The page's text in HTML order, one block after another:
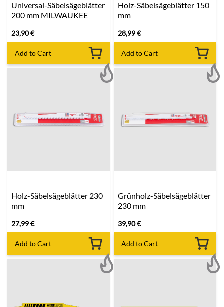
Universal-Säbelsägeblätter
200 mm MILWAUKEE
23,90€
Add to Cart
Holz-Säbelsägeblätter 150
mm
28,99€
Add to Cart
Holz-Säbelsägeblätter 230
mm
27,99€
Add to Cart
Grünholz-Säbelsägeblätter
230 mm
39,90€
Add to Cart